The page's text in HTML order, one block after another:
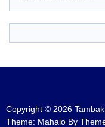
Copyright © 2026 Tambak.
Theme: Mahalo By